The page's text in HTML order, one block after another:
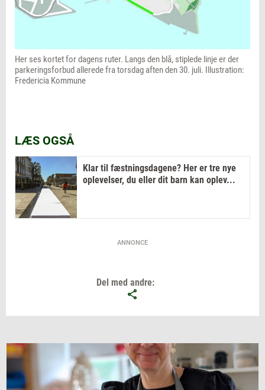
Her ses kortet for dagens ruter. Langs den blå, stiplede linje er der
parkeringsforbud allerede fra torsdag aften den 30. juli. Illustration:
Fredericia Kommune
LÆS OGSÅ
Klar til fæstningsdagene? Her er tre nye
oplevelser, du eller dit barn kan oplev...
ANNONCE
Del med andre: